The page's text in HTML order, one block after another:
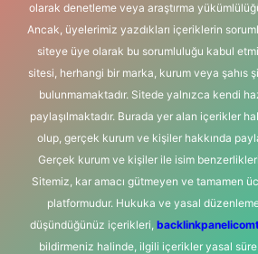
olarak denetleme veya araştırma
Ancak, üyelerimiz yazdıkları içeriklerin
siteye üye olarak bu sorumluluğu kabul
sitesi, herhangi bir marka, kurum veya şahıs
bulunmamaktadır. Sitede yalnızca kendi
paylaşılmaktadır. Burada yer alan içerikler
olup, gerçek kurum ve kişiler hakkında
Gerçek kurum ve kişiler ile isim
Sitemiz, kar amacı gütmeyen ve tamamen
platformudur. Hukuka ve yasal
düşündüğünüz içerikleri,
bildirmeniz halinde, ilgili içerikler yasal